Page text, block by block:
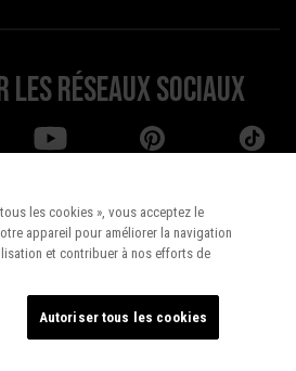
les réseaux sociaux
les cookies », vous acceptez le
appareil pour améliorer la navigation
et contribuer à nos efforts de
Autoriser tous les cookies